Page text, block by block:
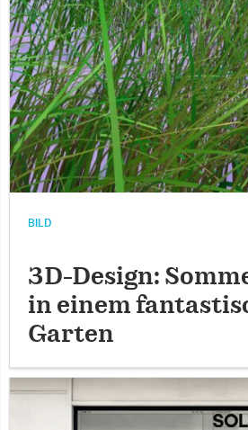
BILD
3D-Design:
in einem
Garten